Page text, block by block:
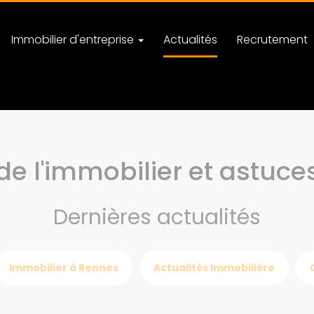
Immobilier d'entreprise Actualités Recrutement
l'immobilier et
Dernières actualités
Immobilier à Rennes Actualités Immobilière